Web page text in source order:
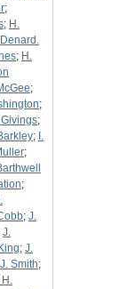
;
; H.
; H.
;
;
;
; I.
;
;
; J.
J.
; J.
J. Smith;
H.